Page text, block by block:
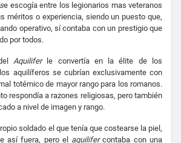
e escogía entre los legionarios mas veteranos
méritos o experiencia, siendo un puesto que,
operativo, sí contaba con un prestigio que
por todos.
Aquilifer le convertía en la élite de los
aquilíferos se cubrían exclusivamente con
totémico de mayor rango para los romanos.
respondía a razones religiosas, pero también
a nivel de imagen y rango.
soldado el que tenía que costearse la piel,
así fuera, pero el aquilifercontaba con una